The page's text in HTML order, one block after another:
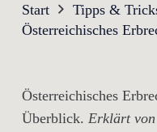
Start
Tipps &
Österreichisches
Österreichisches
Überblick. Erklärt von